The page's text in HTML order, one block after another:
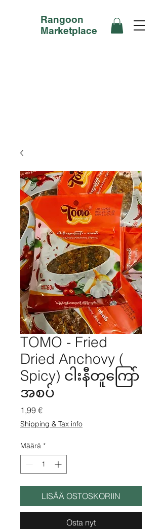
Rangoon
Marketplace
TOMO - Fried
Dried Anchovy (
Spicy) ငါးနီတူကြော်
အစပ်
1,99 €Hinta
Shipping & Tax info
Määrä *
LISÄÄ OSTOSKORIIN
Osta nyt